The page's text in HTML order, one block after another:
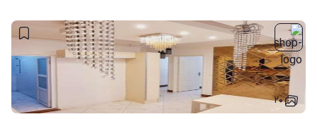
۲۰